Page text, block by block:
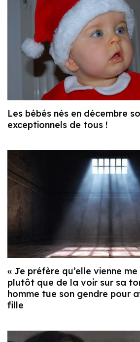
Les bébés nés en décembre
exceptionnels de tous !
« Je préfère qu’elle vienne
plutôt que de la voir sur sa
homme tue son gendre pour
fille